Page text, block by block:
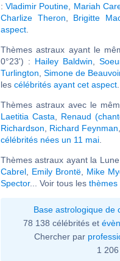
:Vladimir Poutine Mariah
Charlize Theron
Brigitte
aspect
Thèmes astraux ayant le
0°23') : Hailey Baldwin
Turlington Simone de
les célébrités ayant cet aspect
Thèmes astraux avec le
Laetitia Casta
Renaud
Richardson
Richard Feynman
célébrités nées un 11 mai
Thèmes astraux ayant la
Cabrel
Emily Brontë Mike
Spector... Voir tous les thèmes
Base astrologique de
78 138 célébrités et
Chercher par
1